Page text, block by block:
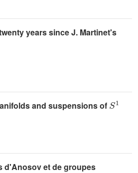
years since J. Martinet's
and suspensions of
1
d'Anosov et de groupes